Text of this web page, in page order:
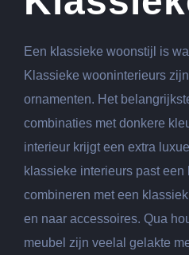
Een klassieke woonstijl is
Klassieke wooninterieurs
ornamenten. Het
combinaties met donkere
interieur krijgt een extra
klassieke interieurs past
combineren met een
en naar accessoires. Qua
meubel zijn veelal gelakte